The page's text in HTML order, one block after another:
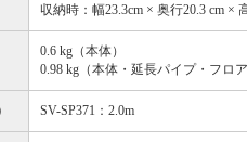
収納時：幅23.3cm × 奥行20.3 cm ×
0.6 kg（本体）
0.98 kg（本体・延長パイプ・フロ
SV-SP371：2.0m